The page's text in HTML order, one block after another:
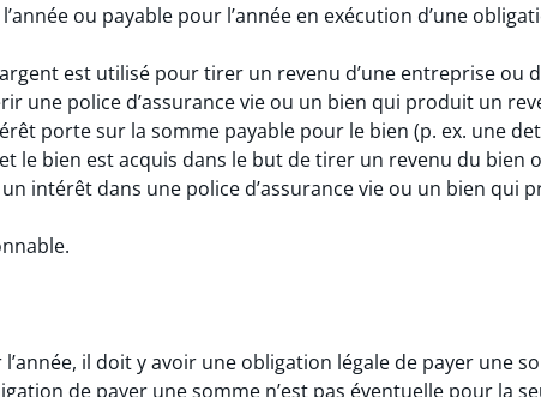
ou payable pour l’année en exécution d’une
est utilisé pour tirer un revenu d’une entreprise ou
une police d’assurance vie ou un bien qui produit un
porte sur la somme payable pour le bien (p. ex. une
le bien est acquis dans le but de tirer un revenu du bien
intérêt dans une police d’assurance vie ou un bien qui
il doit y avoir une obligation légale de payer une
de payer une somme n’est pas éventuelle pour la